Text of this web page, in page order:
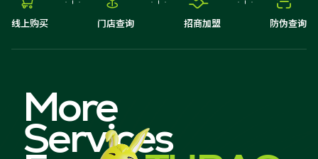
线上购买 门店查询 招商加盟 防伪查询
More
Services